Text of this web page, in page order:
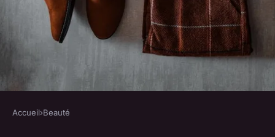
Accueil›Beauté